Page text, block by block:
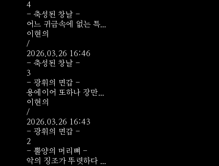
4
- 축성된 창날 -
어느 귀금속에 없는 특...
이현의
/
2026.03.26 16:46
- 축성된 창날 -
3
- 광휘의 면갑 -
용에이어 또하나 장만...
이현의
/
2026.03.26 16:43
- 광휘의 면갑 -
2
- 뿔양의 머리뼈 -
악의 징조가 뚜렷하다 ...